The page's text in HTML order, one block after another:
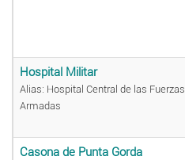
Hospital Militar
Alias: Hospital Central de las Fuerzas
Armadas
Casona de Punta Gorda